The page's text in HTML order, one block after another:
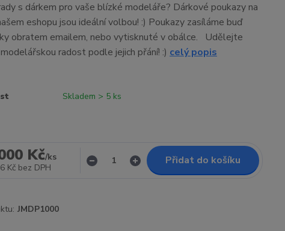
s dárkem pro vaše blízké modeláře? Dárkové poukazy na
eshopu jsou ideální volbou! :) Poukazy zasíláme buď
obratem emailem, nebo vytisknuté v obálce. Udělejte
radost podle jejich přání! :) celý popis
Skladem > 5 ks
Kč/ks
Kč bez DPH
Přidat do košíku
JMDP1000